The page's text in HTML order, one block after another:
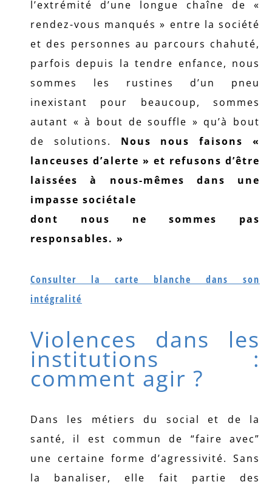
l’extrémité d’une longue chaîne de «
rendez-vous manqués » entre la société
et des personnes au parcours chahuté,
parfois depuis la tendre enfance, nous
sommes les rustines d’un pneu
inexistant pour beaucoup, sommes
autant « à bout de souffle » qu’à bout
de solutions. Nous nous faisons «
lanceuses d’alerte » et refusons d’être
laissées à nous-mêmes dans une
impasse sociétale
dont nous ne sommes pas
responsables. »
Consulter la carte blanche dans son
intégralité
Violences dans les
institutions :
comment agir ?
Dans les métiers du social et de la
santé, il est commun de “faire avec”
une certaine forme d’agressivité. Sans
la banaliser, elle fait partie des